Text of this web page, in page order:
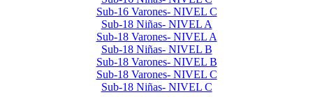
Sub-16 Varones- NIVEL C
Sub-18 Niñas- NIVEL A
Sub-18 Varones- NIVEL A
Sub-18 Niñas- NIVEL B
Sub-18 Varones- NIVEL B
Sub-18 Varones- NIVEL C
Sub-18 Niñas- NIVEL C